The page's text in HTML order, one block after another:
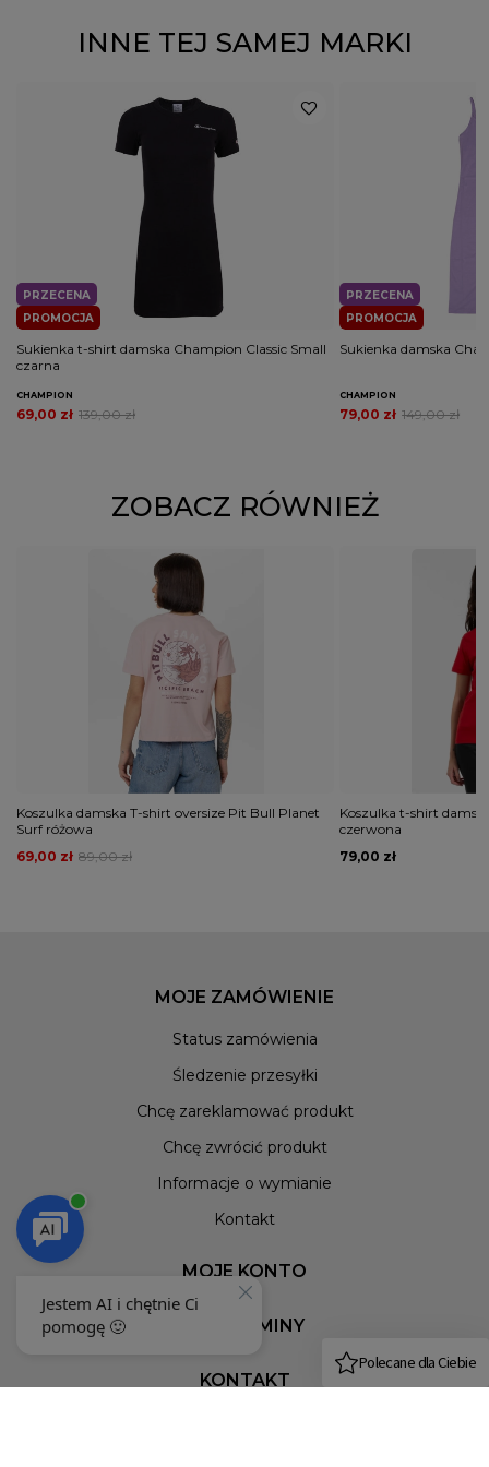
INNE TEJ SAMEJ MARKI
PROMOCJA
PRZECENA
Sukienka t-shirt damska Champion Classic Small
czarna
CHAMPION
139,00 zł
69,00 zł
PROMOCJA
PRZECENA
Sukienka damska
CHAMPION
149,00 zł
79,00 zł
ZOBACZ RÓWNIEŻ
Koszulka damska T-shirt oversize Pit Bull Planet
Surf różowa
89,00 zł
69,00 zł
Koszulka t-shirt
czerwona
79,00 zł
MOJE ZAMÓWIENIE
Status zamówienia
Śledzenie przesyłki
Chcę zareklamować produkt
Chcę zwrócić produkt
Informacje o wymianie
Kontakt
MOJE KONTO
REGULAMINY
KONTAKT